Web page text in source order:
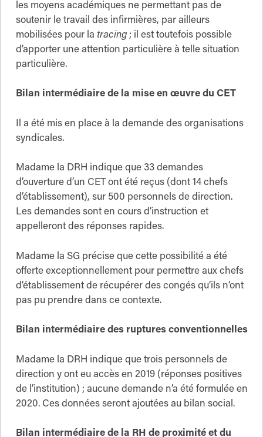
les moyens académiques ne permettant pas de
soutenir le travail des infirmières, par ailleurs
mobilisées pour la tracing; il est toutefois possible
d’apporter une attention particulière à telle situation
particulière.
Bilan intermédiaire de la mise en œuvre du CET
Il a été mis en place à la demande des organisations
syndicales.
Madame la DRH indique que 33 demandes
d’ouverture d’un CET ont été reçus (dont 14 chefs
d’établissement), sur 500 personnels de direction.
Les demandes sont en cours d’instruction et
appelleront des réponses rapides.
Madame la SG précise que cette possibilité a été
offerte exceptionnellement pour permettre aux chefs
d’établissement de récupérer des congés qu’ils n’ont
pas pu prendre dans ce contexte.
Bilan intermédiaire des ruptures conventionnelles
Madame la DRH indique que trois personnels de
direction y ont eu accès en 2019 (réponses positives
de l’institution) ; aucune demande n’a été formulée en
2020. Ces données seront ajoutées au bilan social.
Bilan intermédiaire de la RH de proximité et du